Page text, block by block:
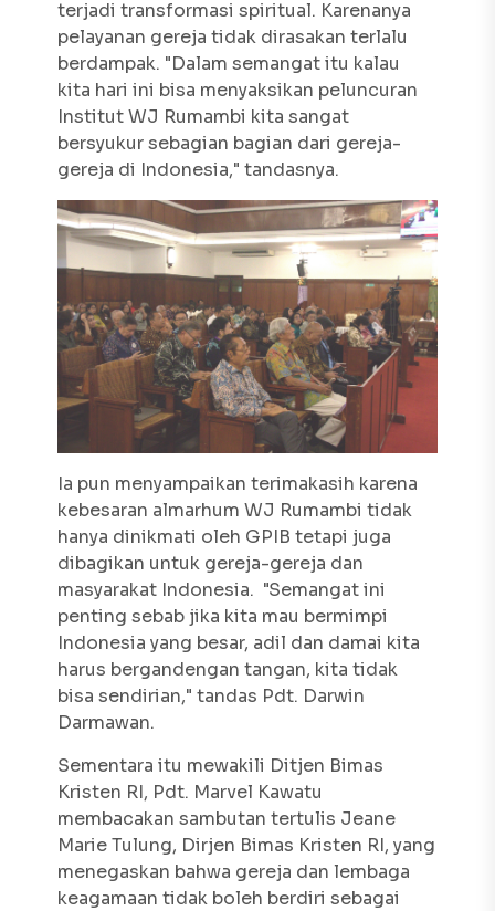
terjadi transformasi spiritual. Karenanya
pelayanan gereja tidak dirasakan terlalu
berdampak. "Dalam semangat itu kalau
kita hari ini bisa menyaksikan peluncuran
Institut WJ Rumambi kita sangat
bersyukur sebagian bagian dari gereja-
gereja di Indonesia," tandasnya.
Ia pun menyampaikan terimakasih karena
kebesaran almarhum WJ Rumambi tidak
hanya dinikmati oleh GPIB tetapi juga
dibagikan untuk gereja-gereja dan
masyarakat Indonesia. "Semangat ini
penting sebab jika kita mau bermimpi
Indonesia yang besar, adil dan damai kita
harus bergandengan tangan, kita tidak
bisa sendirian," tandas Pdt. Darwin
Darmawan.
Sementara itu mewakili Ditjen Bimas
Kristen RI, Pdt. Marvel Kawatu
membacakan sambutan tertulis Jeane
Marie Tulung, Dirjen Bimas Kristen RI, yang
menegaskan bahwa gereja dan lembaga
keagamaan tidak boleh berdiri sebagai